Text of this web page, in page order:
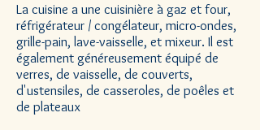
La cuisine a une cuisinière à gaz et four,
réfrigérateur / congélateur, micro-ondes,
grille-pain, lave-vaisselle, et mixeur. Il est
également généreusement équipé de
verres, de vaisselle, de couverts,
d'ustensiles, de casseroles, de poêles et
de plateaux